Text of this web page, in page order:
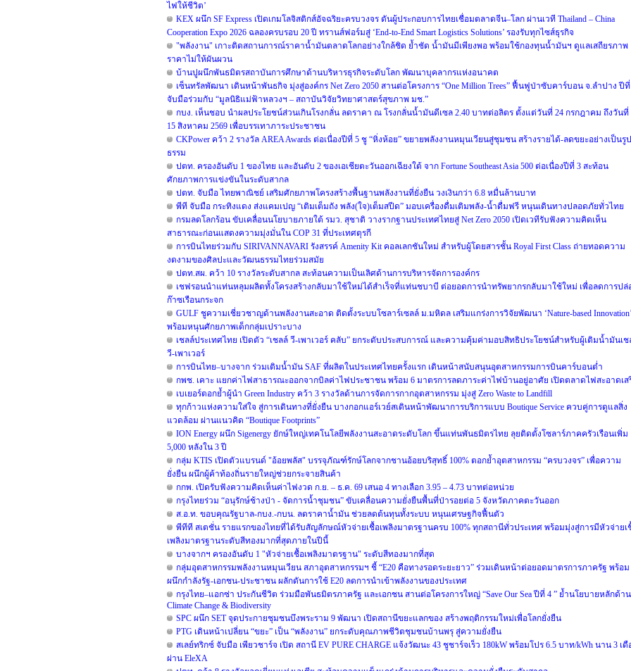
ไฟให้ชีวิต’
KEX ผนึก SF Express เปิดเกมโลจิสติกส์อัจฉริยะครบวงจร ดันผู้ประกอบการไทยเชื่อมตลาดจีน–โลก ผ่านเวที Thailand – China
Cooperation Expo 2026 ฉลองครบรอบ 20 ปี ทรานส์ฟอร์มสู่ ‘End-to-End Smart Logistics Solutions’ รองรับทุกไซส์ธุรกิจ
"พลังงาน" เกาะติดสถานการณ์ราคาน้ำมันตลาดโลกอย่างใกล้ชิด ย้ำชัด น้ำมันมีเพียงพอ พร้อมใช้กองทุนน้ำมันฯ ดูแลเสถียรภาพ
ราคาไม่ให้ผันผวน
บ้านปูผนึกพันธมิตรสถาบันการศึกษาด้านบริหารธุรกิจระดับโลก พัฒนาบุคลากรแห่งอนาคต
เซ็นทรัลพัฒนา เดินหน้าพันธกิจ มุ่งสู่องค์กร Net Zero 2050 สานต่อโครงการ “One Million Trees” ฟื้นฟูป่าซับคาร์บอน จ.ลำปาง ปีที่
จับมือร่วมกับ “มูลนิธิแม่ฟ้าหลวงฯ – สถาบันวิจัยวิทยาศาสตร์สุขภาพ มช.”
กบง. เห็นชอบ นำผลประโยชน์ส่วนเกินโรงกลั่น ลดราคา ณ โรงกลั่นน้ำมันดีเซล 2.40 บาทต่อลิตร ตั้งแต่วันที่ 24 กรกฎาคม ถึงวันที่
15 สิงหาคม 2569 เพื่อบรรเทาภาระประชาชน
CKPower คว้า 2 รางวัล AREA Awards ต่อเนื่องปีที่ 5 ชู “หิ่งห้อย” ขยายพลังงานหมุนเวียนสู่ชุมชน สร้างรายได้-ลดขยะอย่างเป็นรูป
ธรรม
ปตท. ครองอันดับ 1 ของไทย และอันดับ 2 ของเอเชียตะวันออกเฉียงใต้ จาก Fortune Southeast Asia 500 ต่อเนื่องปีที่ 3 สะท้อน
ศักยภาพการแข่งขันในระดับสากล
ปตท. จับมือ ไทยพาณิชย์ เสริมศักยภาพโครงสร้างพื้นฐานพลังงานที่ยั่งยืน วงเงินกว่า 6.8 หมื่นล้านบาท
พีที จับมือ กระทิงแดง ส่งแคมเปญ “เติมเต็มถัง พลัง(ใจ)เต็มสปีด” มอบเครื่องดื่มเติมพลัง-น้ำดื่มฟรี หนุนเดินทางปลอดภัยทั่วไทย
กรมลดโลกร้อน ขับเคลื่อนนโยบายภายใต้ รมว. สุชาติ วางรากฐานประเทศไทยสู่ Net Zero 2050 เปิดเวทีรับฟังความคิดเห็น
สาธารณะก่อนแสดงความมุ่งมั่นใน COP 31 ที่ประเทศตุรกี
การบินไทยร่วมกับ SIRIVANNAVARI รังสรรค์ Amenity Kit คอลเลกชันใหม่ สำหรับผู้โดยสารชั้น Royal First Class ถ่ายทอดความ
งดงามของศิลปะและวัฒนธรรมไทยร่วมสมัย
ปตท.สผ. คว้า 10 รางวัลระดับสากล สะท้อนความเป็นเลิศด้านการบริหารจัดการองค์กร
เชฟรอนนำแท่นหลุมผลิตทั้งโครงสร้างกลับมาใช้ใหม่ได้สำเร็จที่แท่นชบาบี ต่อยอดการนำทรัพยากรกลับมาใช้ใหม่ เพื่อลดการปล่
ก๊าซเรือนกระจก
GULF ชูความเชี่ยวชาญด้านพลังงานสะอาด ติดตั้งระบบโซลาร์เซลล์ ม.มหิดล เสริมแกร่งการวิจัยพัฒนา ‘Nature-based Innovation’
พร้อมหนุนศักยภาพเด็กกลุ่มเปราะบาง
เชลล์ประเทศไทย เปิดตัว “เชลล์ วี-เพาเวอร์ คลับ” ยกระดับประสบการณ์ และความคุ้มค่ามอบสิทธิประโยชน์สำหรับผู้เติมน้ำมันเช
วี-เพาเวอร์
การบินไทย–บางจาก ร่วมเติมน้ำมัน SAF ที่ผลิตในประเทศไทยครั้งแรก เดินหน้าสนับสนุนอุตสาหกรรมการบินคาร์บอนต่ำ
กพช. เคาะ แยกค่าไฟสาธารณะออกจากบิลค่าไฟประชาชน พร้อม 6 มาตรการลดภาระค่าไฟบ้านอยู่อาศัย เปิดตลาดไฟสะอาดเส
เบเยอร์ตอกย้ำผู้นำ Green Industry คว้า 3 รางวัลด้านการจัดการกากอุตสาหกรรม มุ่งสู่ Zero Waste to Landfill
ทุกก้าวแห่งความใส่ใจ สู่การเดินทางที่ยั่งยืน บางกอกแอร์เวย์สเดินหน้าพัฒนาการบริการแบบ Boutique Service ควบคู่การดูแลสิ่ง
แวดล้อม ผ่านแนวคิด “Boutique Footprints”
ION Energy ผนึก Sigenergy ยักษ์ใหญ่เทคโนโลยีพลังงานสะอาดระดับโลก ขึ้นแท่นพันธมิตรไทย ลุยติดตั้งโซลาร์ภาคครัวเรือนเพิ่ม
5,000 หลังใน 3 ปี
กลุ่ม KTIS เปิดตัวแบรนด์ "อ้อยพลัส" บรรจุภัณฑ์รักษ์โลกจากชานอ้อยบริสุทธิ์ 100% ตอกย้ำอุตสาหกรรม “ครบวงจร” เพื่อความ
ยั่งยืน ผนึกผู้ค้าท้องถิ่นรายใหญ่ช่วยกระจายสินค้า
กกพ. เปิดรับฟังความคิดเห็นค่าไฟงวด ก.ย. – ธ.ค. 69 เสนอ 4 ทางเลือก 3.95 – 4.73 บาทต่อหน่วย
กรุงไทยร่วม “อนุรักษ์ช้างป่า - จัดการน้ำชุมชน” ขับเคลื่อนความยั่งยืนพื้นที่ป่ารอยต่อ 5 จังหวัดภาคตะวันออก
ส.อ.ท. ขอบคุณรัฐบาล-กบง.-กบน. ลดราคาน้ำมัน ช่วยลดต้นทุนทั้งระบบ หนุนเศรษฐกิจฟื้นตัว
พีทีที สเตชั่น รายแรกของไทยที่ได้รับสัญลักษณ์หัวจ่ายเชื้อเพลิงมาตรฐานครบ 100% ทุกสถานีทั่วประเทศ พร้อมมุ่งสู่การมีหัวจ่ายเ
เพลิงมาตรฐานระดับสีทองมากที่สุดภายในปีนี้
บางจากฯ ครองอันดับ 1 "หัวจ่ายเชื้อเพลิงมาตรฐาน" ระดับสีทองมากที่สุด
กลุ่มอุตสาหกรรมพลังงานหมุนเวียน สภาอุตสาหกรรมฯ ชี้ “E20 คือทางรอดระยะยาว” ร่วมเดินหน้าต่อยอดมาตรการภาครัฐ พร้อม
ผนึกกำลังรัฐ-เอกชน-ประชาชน ผลักดันการใช้ E20 ลดการนำเข้าพลังงานของประเทศ
กรุงไทย–แอกซ่า ประกันชีวิต ร่วมมือพันธมิตรภาครัฐ และเอกชน สานต่อโครงการใหญ่ “Save Our Sea ปีที่ 4 ” ย้ำนโยบายหลักด้าน
Climate Change & Biodiversity
SPC ผนึก SET จุดประกายชุมชนบึงพระราม 9 พัฒนา เปิดสถานีขยะแลกของ สร้างพฤติกรรมใหม่เพื่อโลกยั่งยืน
PTG เดินหน้าเปลี่ยน “ขยะ” เป็น “พลังงาน” ยกระดับคุณภาพชีวิตชุมชนบ้านพรุ สู่ความยั่งยืน
สเลย์ทริกซ์ จับมือ เพียวชาร์จ เปิด สถานี EV PURE CHARGE แจ้งวัฒนะ 43 ชูชาร์จเร็ว 180kW พร้อมโปร 6.5 บาท/kWh นาน 3 เดื
ผ่าน EleXA